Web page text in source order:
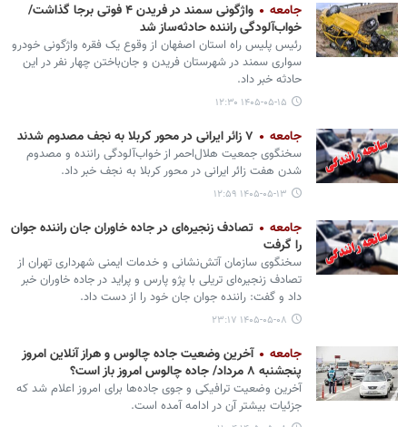
جامعه
واژگونی سمند در فریدن ۴ فوتی برجا گذاشت/
خواب‌آلودگی راننده حادثه‌ساز شد
رئیس پلیس راه استان اصفهان از وقوع یک فقره واژگونی خودرو
سواری سمند در شهرستان فریدن و جان‌باختن چهار نفر در این
حادثه خبر داد.
۱۴۰۵-۰۵-۱۵ ۱۲:۳۰
جامعه ۷ زائر ایرانی در محور کربلا به نجف مصدوم شدند
سخنگوی جمعیت هلال‌احمر از خواب‌آلودگی راننده و مصدوم
شدن هفت زائر ایرانی در محور کربلا به نجف خبر داد.
۱۴۰۵-۰۵-۱۳ ۱۲:۵۹
جامعه
تصادف زنجیره‌ای در جاده خاوران جان راننده جوان
را گرفت
سخنگوی سازمان آتش‌نشانی و خدمات ایمنی شهرداری تهران از
تصادف زنجیره‌ای تریلی با پژو پارس و پراید در جاده خاوران خبر
داد و گفت: راننده جوان جان خود را از دست داد.
۱۴۰۵-۰۵-۰۸ ۲۳:۱۷
جامعه
آخرین وضعیت جاده چالوس و هراز آنلاین امروز
پنجشنبه ۸ مرداد/ جاده چالوس امروز باز است؟
آخرین وضعیت ترافیکی و جوی جاده‌ها برای امروز اعلام شد که
جزئیات بیشتر آن در ادامه آمده است.